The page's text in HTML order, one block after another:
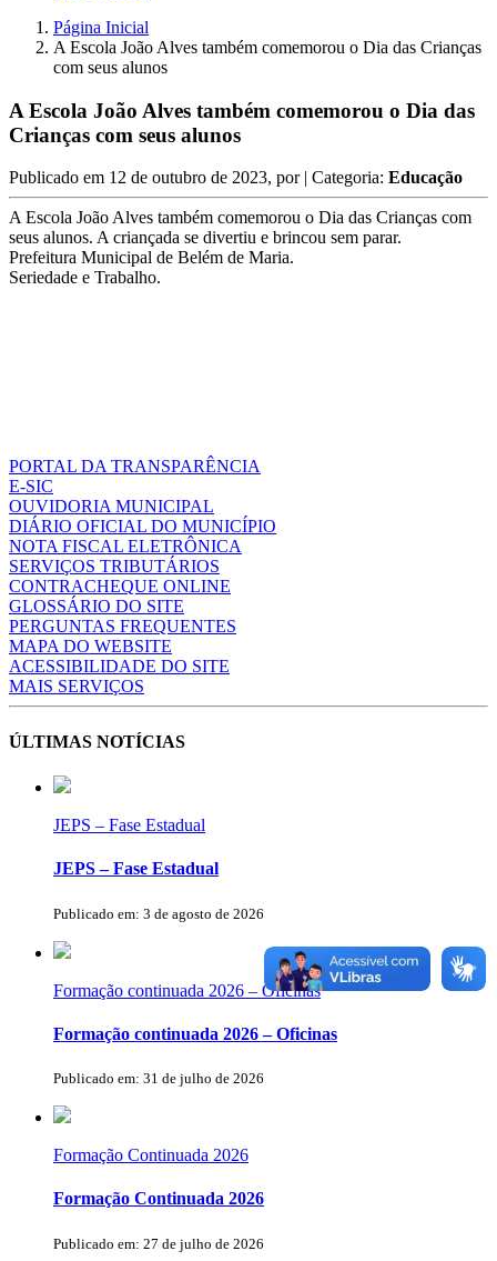
Página Inicial
A Escola João Alves também comemorou o Dia das Crianças
com seus alunos
A Escola João Alves também comemorou o Dia das
Crianças com seus alunos
Publicado em 12 de outubro de 2023, por | Categoria: Educação
A Escola João Alves também comemorou o Dia das Crianças com
seus alunos. A criançada se divertiu e brincou sem parar.
Prefeitura Municipal de Belém de Maria.
Seriedade e Trabalho.
PORTAL DA TRANSPARÊNCIA
E-SIC
OUVIDORIA MUNICIPAL
DIÁRIO OFICIAL DO MUNICÍPIO
NOTA FISCAL ELETRÔNICA
SERVIÇOS TRIBUTÁRIOS
CONTRACHEQUE ONLINE
GLOSSÁRIO DO SITE
PERGUNTAS FREQUENTES
MAPA DO WEBSITE
ACESSIBILIDADE DO SITE
MAIS SERVIÇOS
ÚLTIMAS NOTÍCIAS
JEPS – Fase Estadual
JEPS – Fase Estadual
Publicado em: 3 de agosto de 2026
Formação continuada 2026 – Oficinas
Formação continuada 2026 – Oficinas
Publicado em: 31 de julho de 2026
Formação Continuada 2026
Formação Continuada 2026
Publicado em: 27 de julho de 2026